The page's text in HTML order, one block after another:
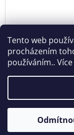
Tento web
procházením
používáním..
Na objednávku
© 2026 Sport XL.